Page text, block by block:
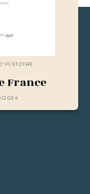
France
2024